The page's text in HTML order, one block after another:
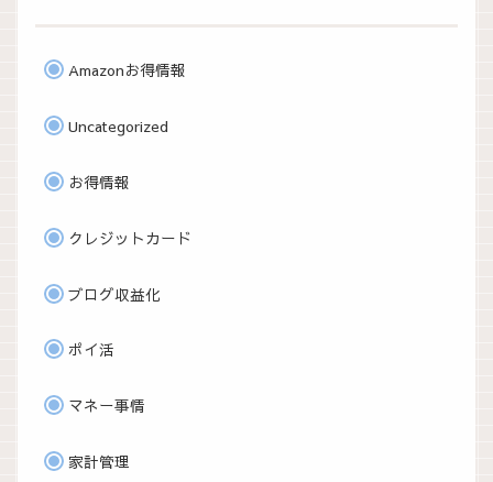
Amazonお得情報
Uncategorized
お得情報
クレジットカード
ブログ収益化
ポイ活
マネー事情
家計管理